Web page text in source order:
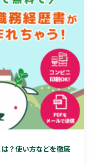
？使い方などを徹底